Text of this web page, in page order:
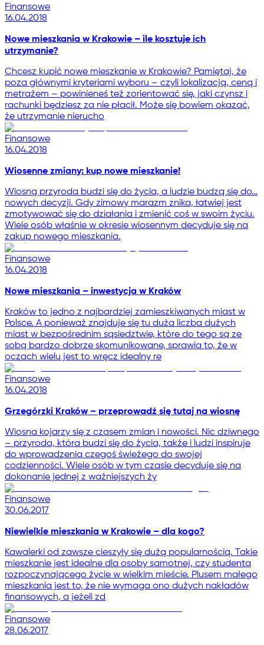
Finansowe
16.04.2018
Nowe mieszkania w Krakowie – ile kosztuje ich
utrzymanie?
Chcesz kupić nowe mieszkanie w Krakowie? Pamiętaj, że
poza głównymi kryteriami wyboru – czyli lokalizacją, ceną i
metrażem – powinieneś też zorientować się, jaki czynsz i
rachunki będziesz za nie płacił. Może się bowiem okazać,
że utrzymanie nierucho
Finansowe
16.04.2018
Wiosenne zmiany: kup nowe mieszkanie!
Wiosną przyroda budzi się do życia, a ludzie budzą się do…
nowych decyzji. Gdy zimowy marazm znika, łatwiej jest
zmotywować się do działania i zmienić coś w swoim życiu.
Wiele osób właśnie w okresie wiosennym decyduje się na
zakup nowego mieszkania.
Finansowe
16.04.2018
Nowe mieszkania – inwestycja w Kraków
Kraków to jedno z najbardziej zamieszkiwanych miast w
Polsce. A ponieważ znajduje się tu duża liczba dużych
miast w bezpośrednim sąsiedztwie, które do tego są ze
sobą bardzo dobrze skomunikowane, sprawia to, że w
oczach wielu jest to wręcz idealny re
Finansowe
16.04.2018
Grzegórzki Kraków – przeprowadź się tutaj na wiosnę
Wiosna kojarzy się z czasem zmian i nowości. Nic dziwnego
– przyroda, która budzi się do życia, także i ludzi inspiruje
do wprowadzenia czegoś świeżego do swojej
codzienności. Wiele osób w tym czasie decyduje się na
dokonanie jednej z ważniejszych ży
Finansowe
30.06.2017
Niewielkie mieszkania w Krakowie – dla kogo?
Kawalerki od zawsze cieszyły się dużą popularnością. Takie
mieszkanie jest idealne dla osoby samotnej, czy studenta
rozpoczynającego życie w wielkim mieście. Plusem małego
mieszkania jest to, że nie wymaga ono dużych nakładów
finansowych, a jeżeli zd
Finansowe
28.06.2017